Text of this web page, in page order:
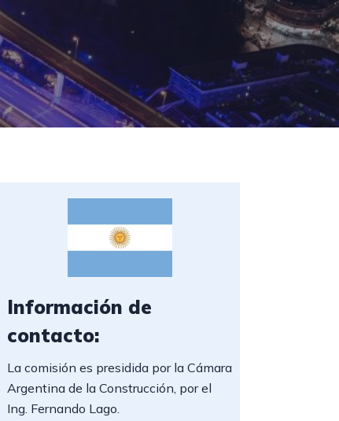
Información de
contacto:
La comisión es presidida por la Cámara
Argentina de la Construcción, por el
Ing. Fernando Lago.